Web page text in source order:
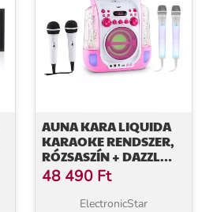
AUNA KARA LIQUIDA
KARAOKE RENDSZER,
RÓZSASZÍN + DAZZL
KARAOKE MIKROFON
KÉSZLET, LED
MEGVILÁGÍTÁS
48 490 Ft
ElectronicStar